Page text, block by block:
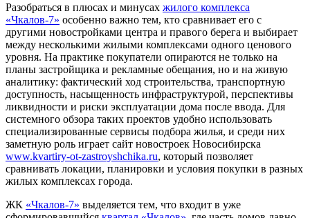
Разобраться в плюсах и минусах жилого комплекса
«Чкалов-7» особенно важно тем, кто сравнивает его с
другими новостройками центра и правого берега и выбирает
между несколькими жилыми комплексами одного ценового
уровня. На практике покупатели опираются не только на
планы застройщика и рекламные обещания, но и на живую
аналитику: фактический ход строительства, транспортную
доступность, насыщенность инфраструктурой, перспективы
ликвидности и риски эксплуатации дома после ввода. Для
системного обзора таких проектов удобно использовать
специализированные сервисы подбора жилья, и среди них
заметную роль играет сайт новостроек Новосибирска
www.kvartiry-ot-zastroyshchika.ru, который позволяет
сравнивать локации, планировки и условия покупки в разных
жилых комплексах города.
ЖК «Чкалов-7» выделяется тем, что входит в уже